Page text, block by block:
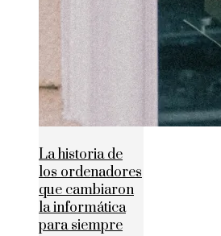
La historia de
los ordenadores
que cambiaron
la informática
para siempre